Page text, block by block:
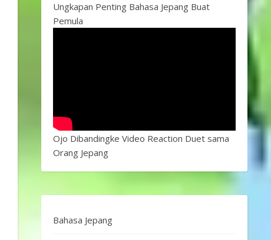
Ungkapan Penting Bahasa Jepang Buat
Pemula
Ojo Dibandingke Video Reaction Duet sama
Orang Jepang
Bahasa Jepang